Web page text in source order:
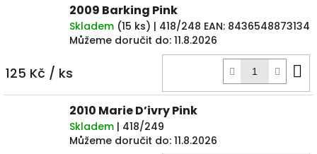
2009 Barking Pink
Skladem (15 ks) | 418/248 EAN: 8436548873134
Můžeme doručit do: 11.8.2026
125 Kč / ks
2010 Marie D’ivry Pink
Skladem | 418/249
Můžeme doručit do: 11.8.2026